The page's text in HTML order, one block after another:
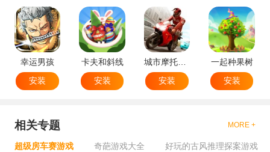
幸运男孩
安装
卡夫和斜线
安装
城市摩托特技
安装
一起种果树
安装
相关专题 MORE +
超级房车赛游戏 奇葩游戏大全 好玩的古风推理探案游戏